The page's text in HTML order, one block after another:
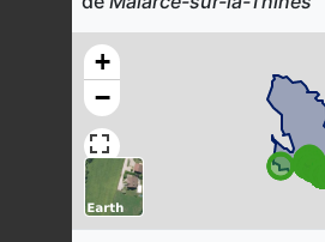
9
observations
Dernière
Dryopteris
Jenk., 1981
observations
Dernière
Spiranthe
+
−